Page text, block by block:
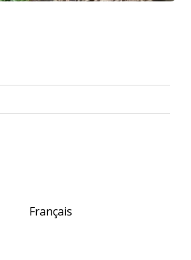
Français